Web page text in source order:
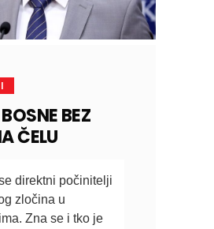
BEZ
ČELU
direktni počinitelji
zločina u
Zna se i tko je